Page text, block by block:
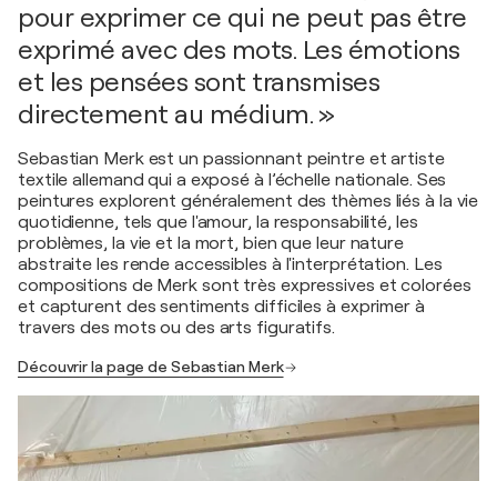
pour exprimer ce qui ne peut pas être
exprimé avec des mots. Les émotions
et les pensées sont transmises
directement au médium. »
Sebastian Merk est un passionnant peintre et artiste
textile allemand qui a exposé à l’échelle nationale. Ses
peintures explorent généralement des thèmes liés à la vie
quotidienne, tels que l'amour, la responsabilité, les
problèmes, la vie et la mort, bien que leur nature
abstraite les rende accessibles à l'interprétation. Les
compositions de Merk sont très expressives et colorées
et capturent des sentiments difficiles à exprimer à
travers des mots ou des arts figuratifs.
Découvrir la page de Sebastian Merk